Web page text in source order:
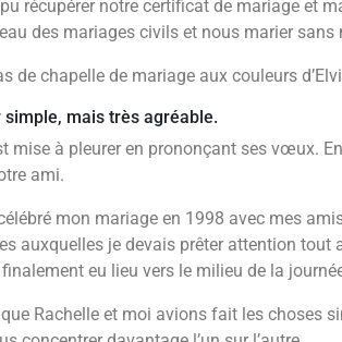
récupérer notre certificat de mariage et
des mariages civils et nous marier sans
de chapelle de mariage aux couleurs
simple, mais très agréable.
mise à pleurer en prononçant ses vœux.
ami.
mon mariage en 1998 avec mes
auxquelles je devais prêter attention tout
eu lieu vers le milieu de la
Rachelle et moi avions fait les choses